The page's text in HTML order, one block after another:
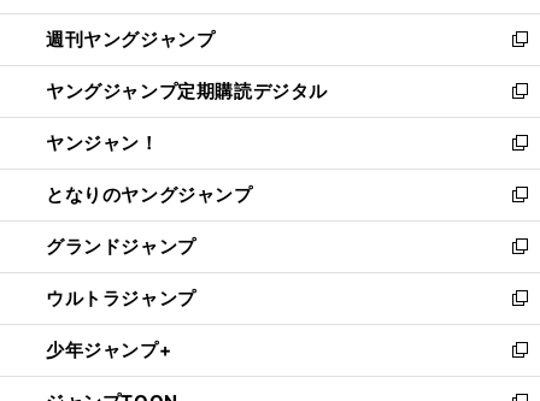
開
く
ウ
で
開
く
ン
ド
ウ
で
開
く
ウ
ィ
ン
ド
ウ
で
開
く
週刊ヤングジャンプ
新
し
い
ウ
ィ
ン
ド
ウ
で
開
く
ヤングジャンプ定期購読デジタル
新
し
い
ウ
ィ
ン
ド
ウ
で
開
く
ヤンジャン！
新
し
い
ウ
ィ
ン
ド
ウ
で
開
となりのヤングジャンプ
新
し
い
ウ
ィ
ン
ド
ウ
グランドジャンプ
新
し
い
ウ
ィ
ン
ウルトラジャンプ
新
し
い
ウ
少年ジャンプ+
新
し